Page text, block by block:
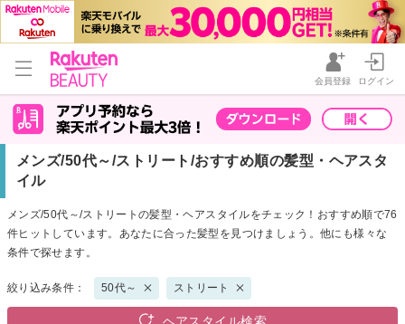
会員登録 ログイン
メンズ/50代～/ストリート/おすすめ順の髪型・ヘアスタ
イル
メンズ/50代～/ストリートの髪型・ヘアスタイルをチェック！おすすめ順で76
件ヒットしています。あなたに合った髪型を見つけましょう。他にも様々な
条件で探せます。
絞り込み条件： 50代～ ストリート
ヘアスタイル検索